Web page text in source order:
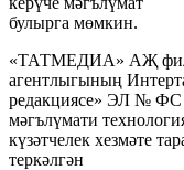
булырга мөмкин.
«ТАТМЕДИА» АҖ
агентлыгының
редакциясе» ЭЛ № ФС
мәгълүмати
күзәтчелек хезмәте
теркәлгән